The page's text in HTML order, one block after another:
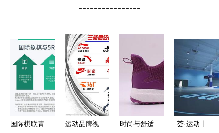
----------------
国际棋联青
运动品牌视
时尚与舒适
荟·运动丨